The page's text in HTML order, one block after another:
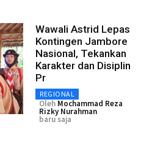
Wawali Astrid Lepas
Kontingen Jambore
Nasional, Tekankan
Karakter dan Disiplin
Pr
REGIONAL
Oleh Mochammad Reza
Rizky Nurahman
baru saja